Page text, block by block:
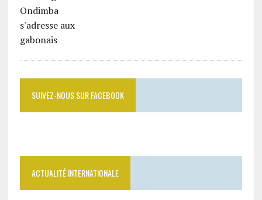
SUIVEZ-NOUS SUR FACEBOOK
ACTUALITÉ INTERNATIONALE